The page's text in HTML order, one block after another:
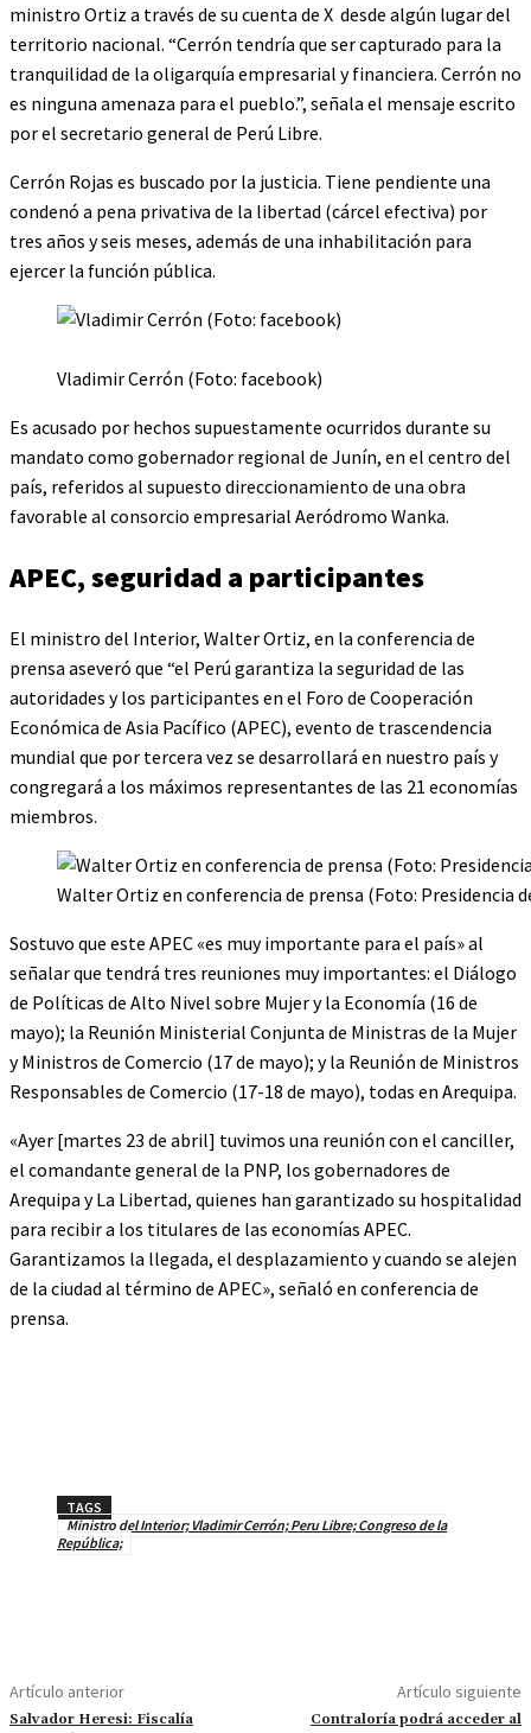
ministro Ortiz a través de su cuenta de X desde algún lugar del
territorio nacional. “Cerrón tendría que ser capturado para la
tranquilidad de la oligarquía empresarial y financiera. Cerrón no
es ninguna amenaza para el pueblo.”, señala el mensaje escrito
por el secretario general de Perú Libre.
Cerrón Rojas es buscado por la justicia. Tiene pendiente una
condenó a pena privativa de la libertad (cárcel efectiva) por
tres años y seis meses, además de una inhabilitación para
ejercer la función pública.
Vladimir Cerrón (Foto: facebook)
Es acusado por hechos supuestamente ocurridos durante su
mandato como gobernador regional de Junín, en el centro del
país, referidos al supuesto direccionamiento de una obra
favorable al consorcio empresarial Aeródromo Wanka.
APEC, seguridad a participantes
El ministro del Interior, Walter Ortiz, en la conferencia de
prensa aseveró que “el Perú garantiza la seguridad de las
autoridades y los participantes en el Foro de Cooperación
Económica de Asia Pacífico (APEC), evento de trascendencia
mundial que por tercera vez se desarrollará en nuestro país y
congregará a los máximos representantes de las 21 economías
miembros.
Walter Ortiz en conferencia de prensa (Foto: Presidencia
Sostuvo que este APEC «es muy importante para el país» al
señalar que tendrá tres reuniones muy importantes: el Diálogo
de Políticas de Alto Nivel sobre Mujer y la Economía (16 de
mayo); la Reunión Ministerial Conjunta de Ministras de la Mujer
y Ministros de Comercio (17 de mayo); y la Reunión de Ministros
Responsables de Comercio (17-18 de mayo), todas en Arequipa.
«Ayer [martes 23 de abril] tuvimos una reunión con el canciller,
el comandante general de la PNP, los gobernadores de
Arequipa y La Libertad, quienes han garantizado su hospitalidad
para recibir a los titulares de las economías APEC.
Garantizamos la llegada, el desplazamiento y cuando se alejen
de la ciudad al término de APEC», señaló en conferencia de
prensa.
TAGS
Ministro del Interior; Vladimir Cerrón; Peru Libre; Congreso de la
República;
Artículo anterior
Salvador Heresi: Fiscalía
Artículo siguiente
Contraloría podrá acceder al